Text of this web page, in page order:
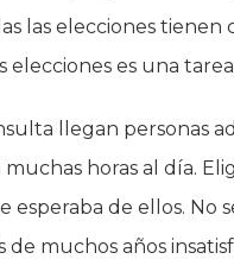
las elecciones tienen
elecciones es una
llegan personas
horas al día.
esperaba de ellos. No
de muchos años